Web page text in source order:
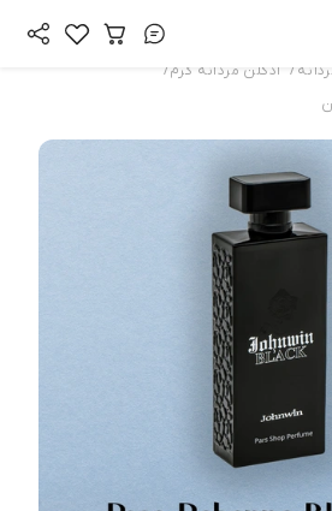
/ ادکلن مردانه گرم/